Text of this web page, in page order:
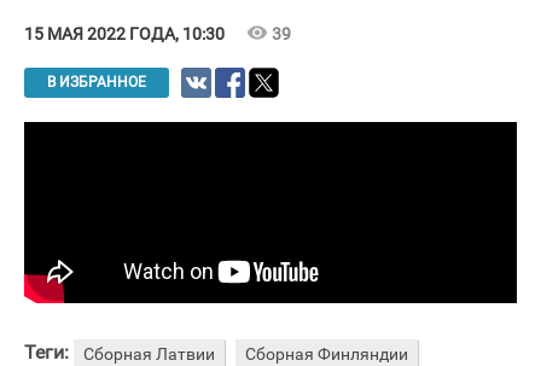
15 МАЯ 2022 ГОДА, 10:30 visibility 39
В ИЗБРАННОЕ
Теги: Сборная Латвии Сборная Финляндии